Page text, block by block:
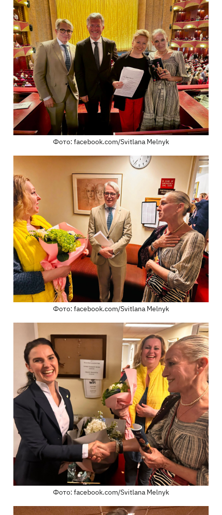
Фото: facebook.com/Svitlana Melnyk
Фото: facebook.com/Svitlana Melnyk
Фото: facebook.com/Svitlana Melnyk